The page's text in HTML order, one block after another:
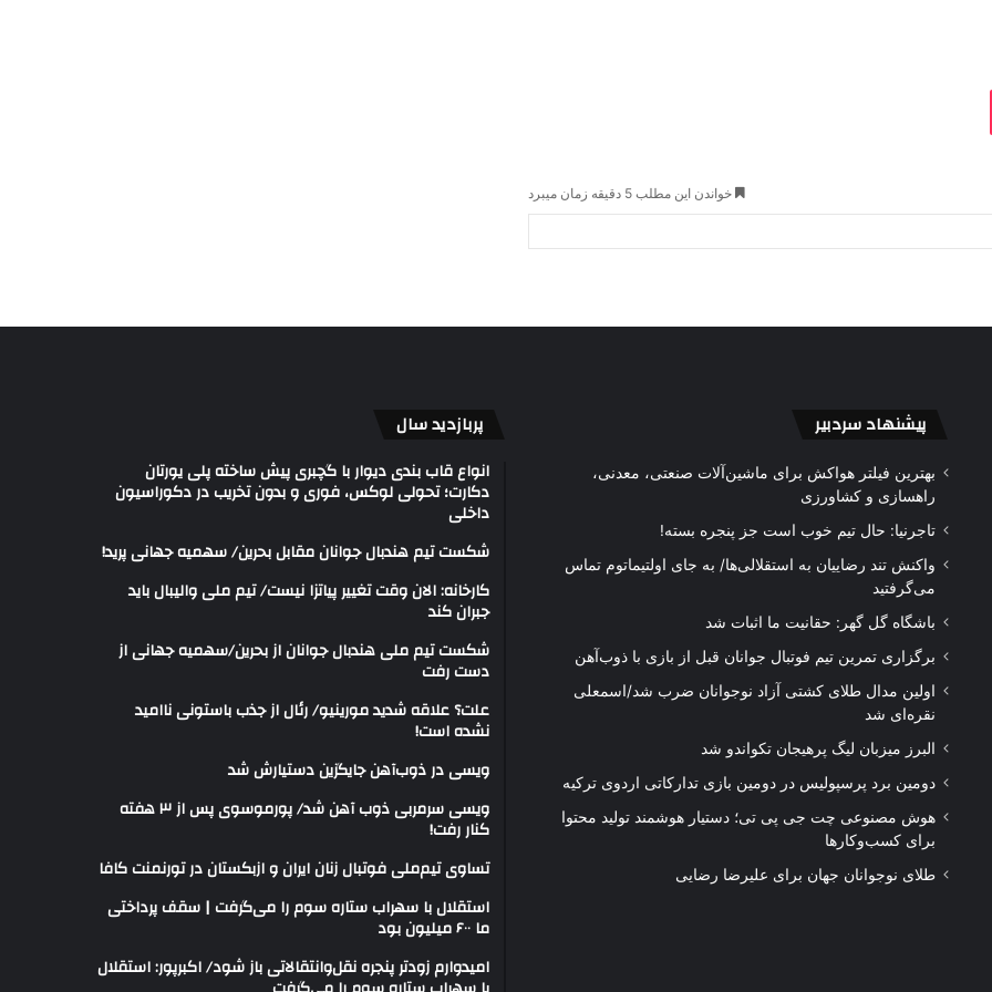
خواندن این مطلب 5 دقیقه زمان میبرد
پیشنهاد سردبیر
بهترین فیلتر هواکش برای ماشین‌آلات صنعتی، معدنی،
راهسازی و کشاورزی
تاجرنیا: حال تیم خوب است جز پنجره بسته!
واکنش تند رضاییان به استقلالی‌ها/ به جای اولتیماتوم تماس
می‌گرفتید
باشگاه گل گهر: حقانیت ما اثبات شد
برگزاری تمرین تیم فوتبال جوانان قبل از بازی با ذوب‌آهن
اولین مدال طلای کشتی آزاد نوجوانان ضرب شد/اسمعلی
نقره‌ای شد
البرز میزبان لیگ پرهیجان تکواندو شد
دومین برد پرسپولیس در دومین بازی تدارکاتی اردوی ترکیه
هوش مصنوعی چت جی پی تی؛ دستیار هوشمند تولید محتوا
برای کسب‌وکارها
طلای نوجوانان جهان برای علیرضا رضایی
پربازدید سال
انواع قاب بندی دیوار با گچبری پیش ساخته پلی یورتان
دکارت؛ تحولی لوکس، فوری و بدون تخریب در دکوراسیون
داخلی
شکست تیم هندبال جوانان مقابل بحرین/ سهمیه جهانی پرید!
کارخانه: الان وقت تغییر پیاتزا نیست/ تیم ملی والیبال باید
جبران کند
شکست تیم ملی هندبال جوانان از بحرین/سهمیه جهانی از
دست رفت
علت؟ علاقه شدید مورینیو/ رئال از جذب باستونی ناامید
نشده است!
ویسی در ذوب‌آهن جایگزین دستیارش شد
ویسی سرمربی ذوب آهن شد/ پورموسوی پس از ۳ هفته
کنار رفت!
تساوی تیم‌ملی فوتبال زنان ایران و ازبکستان در تورنمنت کافا
استقلال با سهراب ستاره سوم را می‌گرفت | سقف پرداختی
ما ۶۰۰ میلیون بود
امیدوارم زودتر پنجره نقل‌وانتقالاتی باز شود/ اکبرپور: استقلال